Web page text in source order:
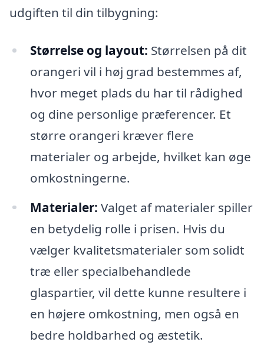
udgiften til din tilbygning:
Størrelse og layout: Størrelsen på dit
orangeri vil i høj grad bestemmes af,
hvor meget plads du har til rådighed
og dine personlige præferencer. Et
større orangeri kræver flere
materialer og arbejde, hvilket kan øge
omkostningerne.
Materialer: Valget af materialer spiller
en betydelig rolle i prisen. Hvis du
vælger kvalitetsmaterialer som solidt
træ eller specialbehandlede
glaspartier, vil dette kunne resultere i
en højere omkostning, men også en
bedre holdbarhed og æstetik.